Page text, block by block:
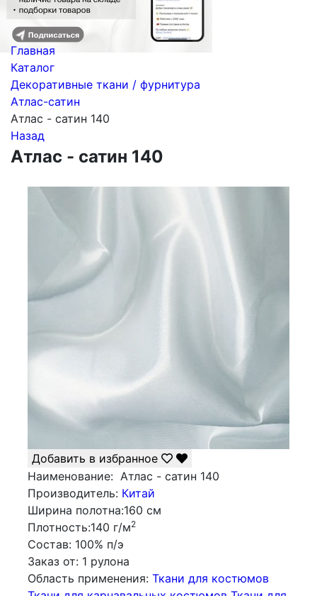
Главная
Каталог
Декоративные ткани / фурнитура
Атлас-сатин
Атлас - сатин 140
Назад
Атлас - сатин 140
Добавить в избранное
Наименование: Атлас - сатин 140
Производитель: Китай
Ширина полотна:160 см
Плотность:140 г/м2
Состав: 100% п/э
Заказ от: 1 рулона
Облаcть применения: Ткани для костюмов